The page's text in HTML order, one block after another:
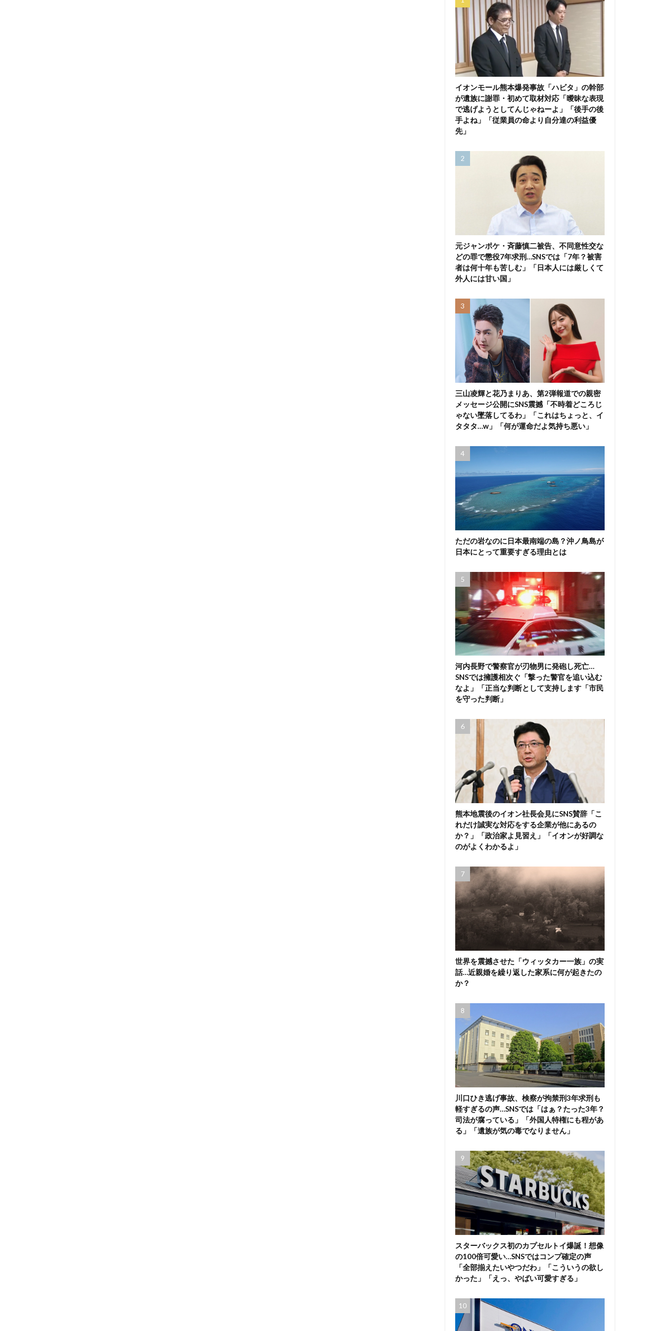
イオンモール熊本爆発事故「ハビタ」の幹部
が遺族に謝罪・初めて取材対応「曖昧な表現
で逃げようとしてんじゃねーよ」「後手の後
手よね」「従業員の命より自分達の利益優
先」
元ジャンポケ・斉藤慎二被告、不同意性交な
どの罪で懲役7年求刑…SNSでは「7年？被害
者は何十年も苦しむ」「日本人には厳しくて
外人には甘い国」
三山凌輝と花乃まりあ、第2弾報道での親密
メッセージ公開にSNS震撼「不時着どころじ
ゃない墜落してるわ」「これはちょっと、イ
タタタ…w」「何が運命だよ気持ち悪い」
ただの岩なのに日本最南端の島？沖ノ鳥島が
日本にとって重要すぎる理由とは
河内長野で警察官が刃物男に発砲し死亡…
SNSでは擁護相次ぐ「撃った警官を追い込む
なよ」「正当な判断として支持します「市民
を守った判断」
熊本地震後のイオン社長会見にSNS賛辞「こ
れだけ誠実な対応をする企業が他にあるの
か？」「政治家よ見習え」「イオンが好調な
のがよくわかるよ」
世界を震撼させた「ウィッタカー一族」の実
話…近親婚を繰り返した家系に何が起きたの
か？
川口ひき逃げ事故、検察が拘禁刑3年求刑も
軽すぎるの声…SNSでは「はぁ？たった3年？
司法が腐っている」「外国人特権にも程があ
る」「遺族が気の毒でなりません」
スターバックス初のカプセルトイ爆誕！想像
の100倍可愛い…SNSではコンプ確定の声
「全部揃えたいやつだわ」「こういうの欲し
かった」「えっ、やばい可愛すぎる」